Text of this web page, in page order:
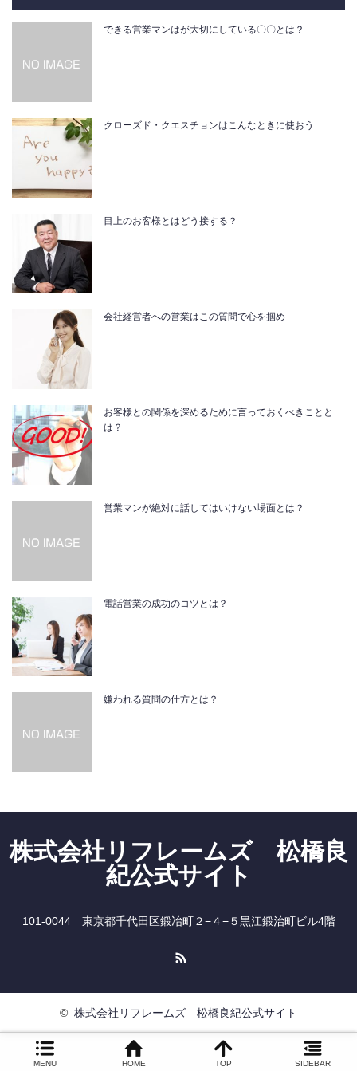
できる営業マンはが大切にしている〇〇とは？
クローズド・クエスチョンはこんなときに使おう
目上のお客様とはどう接する？
会社経営者への営業はこの質問で心を掴め
お客様との関係を深めるために言っておくべきことと
は？
営業マンが絶対に話してはいけない場面とは？
電話営業の成功のコツとは？
嫌われる質問の仕方とは？
株式会社リフレームズ 松橋良
紀公式サイト
101-0044 東京都千代田区鍛冶町２−４−５黒江鍛治町ビル4階
MENU HOME TOP SIDEBAR
© 株式会社リフレームズ 松橋良紀公式サイト